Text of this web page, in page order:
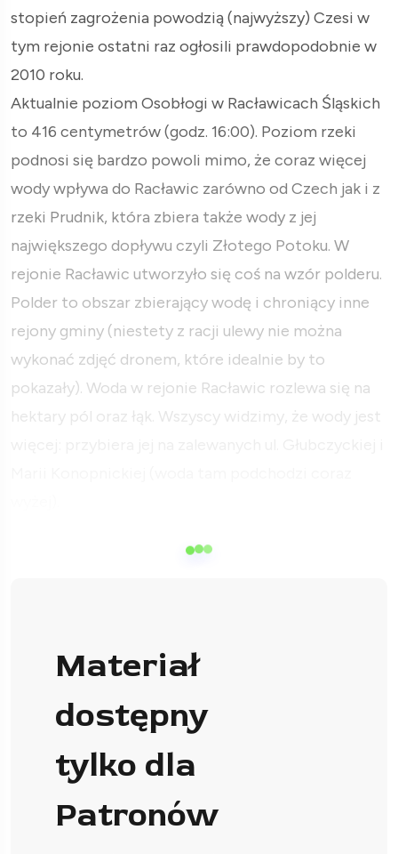
stopień zagrożenia powodzią (najwyższy) Czesi w
tym rejonie ostatni raz ogłosili prawdopodobnie w
2010 roku.
Aktualnie poziom Osobłogi w Racławicach Śląskich
to 416 centymetrów (godz. 16:00). Poziom rzeki
podnosi się bardzo powoli mimo, że coraz więcej
wody wpływa do Racławic zarówno od Czech jak i z
rzeki Prudnik, która zbiera także wody z jej
największego dopływu czyli Złotego Potoku. W
rejonie Racławic utworzyło się coś na wzór polderu.
Polder to obszar zbierający wodę i chroniący inne
rejony gminy (niestety z racji ulewy nie można
wykonać zdjęć dronem, które idealnie by to
pokazały). Woda w rejonie Racławic rozlewa się na
hektary pól oraz łąk. Wszyscy widzimy, że wody jest
Materiał
dostępny
tylko dla
Patronów